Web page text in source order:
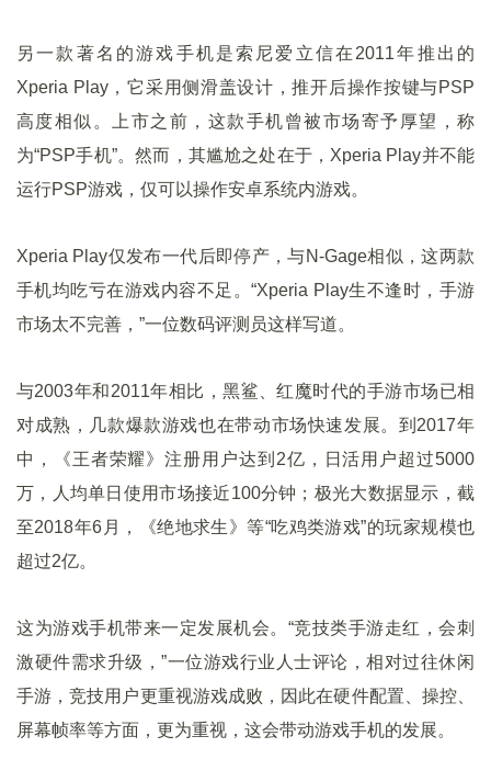
另一款著名的游戏手机是索尼爱立信在2011年推出的
Xperia Play，它采用侧滑盖设计，推开后操作按键与PSP
高度相似。上市之前，这款手机曾被市场寄予厚望，称
为“PSP手机”。然而，其尴尬之处在于，Xperia Play并不能
运行PSP游戏，仅可以操作安卓系统内游戏。
Xperia Play仅发布一代后即停产，与N-Gage相似，这两款
手机均吃亏在游戏内容不足。“Xperia Play生不逢时，手游
市场太不完善，”一位数码评测员这样写道。
与2003年和2011年相比，黑鲨、红魔时代的手游市场已相
对成熟，几款爆款游戏也在带动市场快速发展。到2017年
中，《王者荣耀》注册用户达到2亿，日活用户超过5000
万，人均单日使用市场接近100分钟；极光大数据显示，截
至2018年6月，《绝地求生》等“吃鸡类游戏”的玩家规模也
超过2亿。
这为游戏手机带来一定发展机会。“竞技类手游走红，会刺
激硬件需求升级，”一位游戏行业人士评论，相对过往休闲
手游，竞技用户更重视游戏成败，因此在硬件配置、操控、
屏幕帧率等方面，更为重视，这会带动游戏手机的发展。